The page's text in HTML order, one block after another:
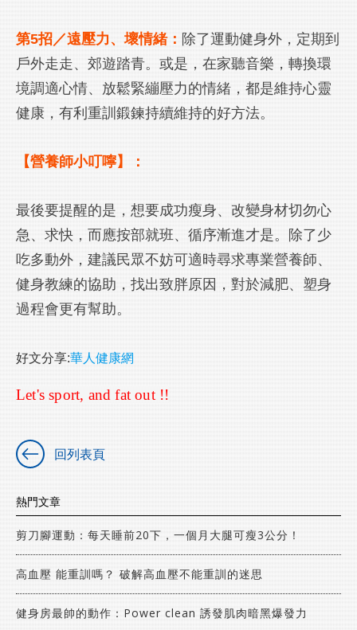
第5招／遠壓力、壞情緒： 除了運動健身外，定期到
戶外走走、郊遊踏青。或是，在家聽音樂，轉換環
境調適心情、放鬆緊繃壓力的情緒，都是維持心靈
健康，有利重訓鍛鍊持續維持的好方法。
【營養師小叮嚀】：
最後要提醒的是，想要成功瘦身、改變身材切勿心
急、求快，而應按部就班、循序漸進才是。除了少
吃多動外，建議民眾不妨可適時尋求專業營養師、
健身教練的協助，找出致胖原因，對於減肥、塑身
過程會更有幫助。
好文分享:華人健康網
Let's sport, and fat out !!
回列表頁
熱門文章
剪刀腳運動：每天睡前20下，一個月大腿可瘦3公分！
高血壓 能重訓嗎？ 破解高血壓不能重訓的迷思
健身房最帥的動作：Power clean 誘發肌肉暗黑爆發力